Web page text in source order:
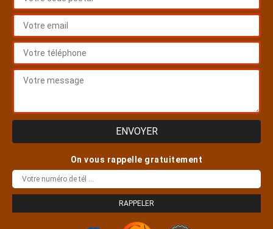
On vous rappelle gratuitement